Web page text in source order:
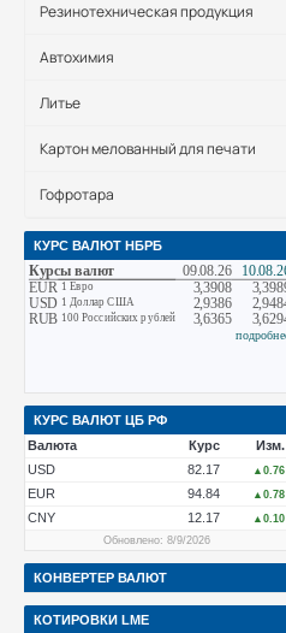
Резинотехническая продукция
Автохимия
Литье
Картон мелованный для печати
Гофротара
КУРС ВАЛЮТ НБРБ
КУРС ВАЛЮТ ЦБ РФ
Валюта
Курс
Изм.
USD
82.17 ▲0.76
EUR 94.84 ▲0.78
CNY 12.17
▲0.10
Обновлено: 8/9/2026
КОНВЕРТЕР ВАЛЮТ
КОТИРОВКИ LME